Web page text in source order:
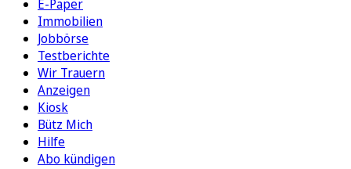
E-Paper
Immobilien
Jobbörse
Testberichte
Wir Trauern
Anzeigen
Kiosk
Bütz Mich
Hilfe
Abo kündigen